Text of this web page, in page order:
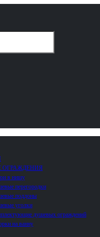
ОГРАЖДЕНИЯ
в нишу
перегородки
поддоны
уголки
душевых ограждений
на ванну